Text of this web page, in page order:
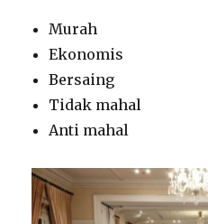
Murah
Ekonomis
Bersaing
Tidak mahal
Anti mahal